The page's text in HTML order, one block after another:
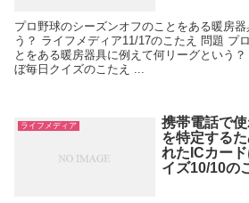
プロ野球のシーズンオフのことをある暖房
う？ ライフメディア11/17のこたえ 問題 プ
とをある暖房器具に例えて何リーグという
ぼ毎日クイズのこたえ ...
ライフメディア
携帯電話で
を特定する
れたICカー
イズ10/10の